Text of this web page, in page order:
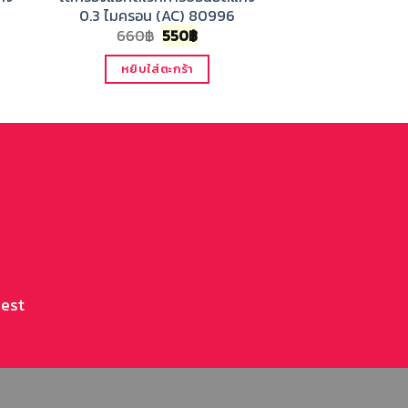
0.3 ไมครอน (AC) 80996
660฿ Original
price
was:
660฿.
550฿Current
price
is:
550฿.
หยิบใส่ตะกร้า